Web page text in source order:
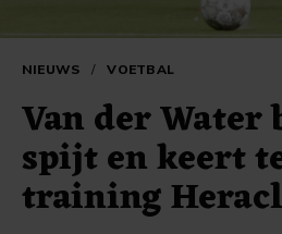
NIEUWS / VOETBAL
Van der
spijt en keert
training